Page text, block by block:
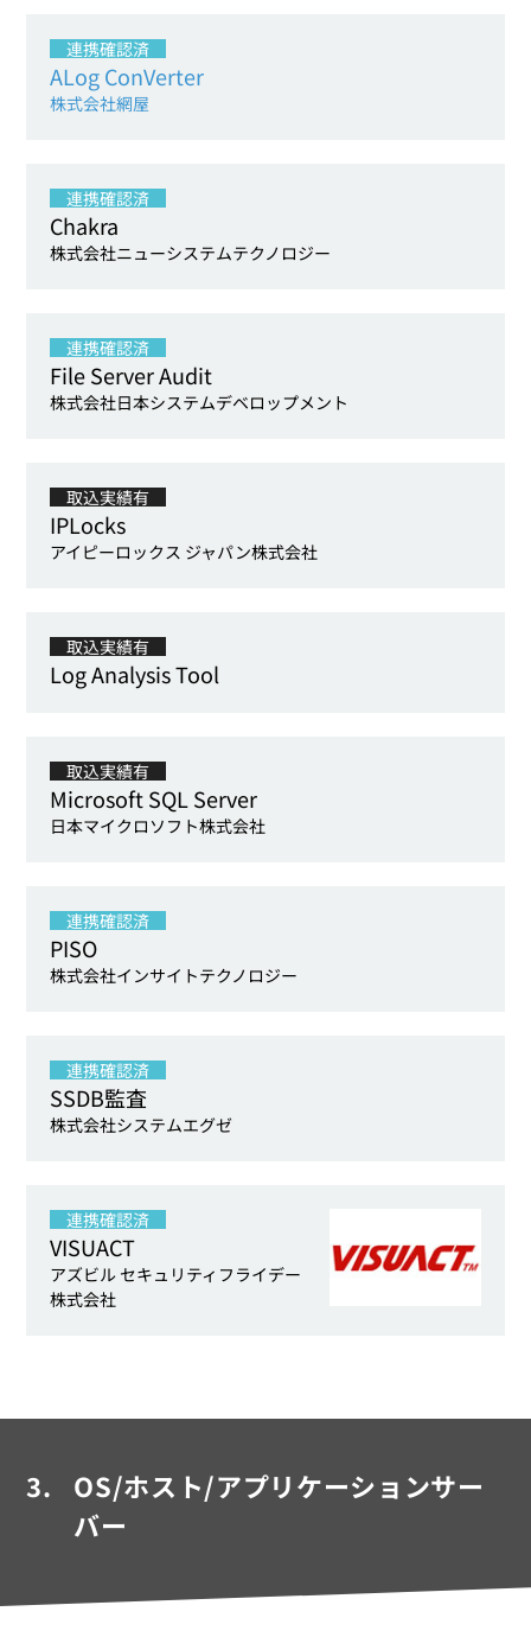
連携確認済
ALog ConVerter
株式会社網屋
連携確認済
Chakra
株式会社ニューシステムテクノロジー
連携確認済
File Server Audit
株式会社日本システムデベロップメント
取込実績有
IPLocks
アイピーロックス ジャパン株式会社
取込実績有
Log Analysis Tool
取込実績有
Microsoft SQL Server
日本マイクロソフト株式会社
連携確認済
PISO
株式会社インサイトテクノロジー
連携確認済
SSDB監査
株式会社システムエグゼ
連携確認済
VISUACT
アズビル セキュリティフライデー
株式会社
3.
OS/ホスト/アプリケーションサー
バー